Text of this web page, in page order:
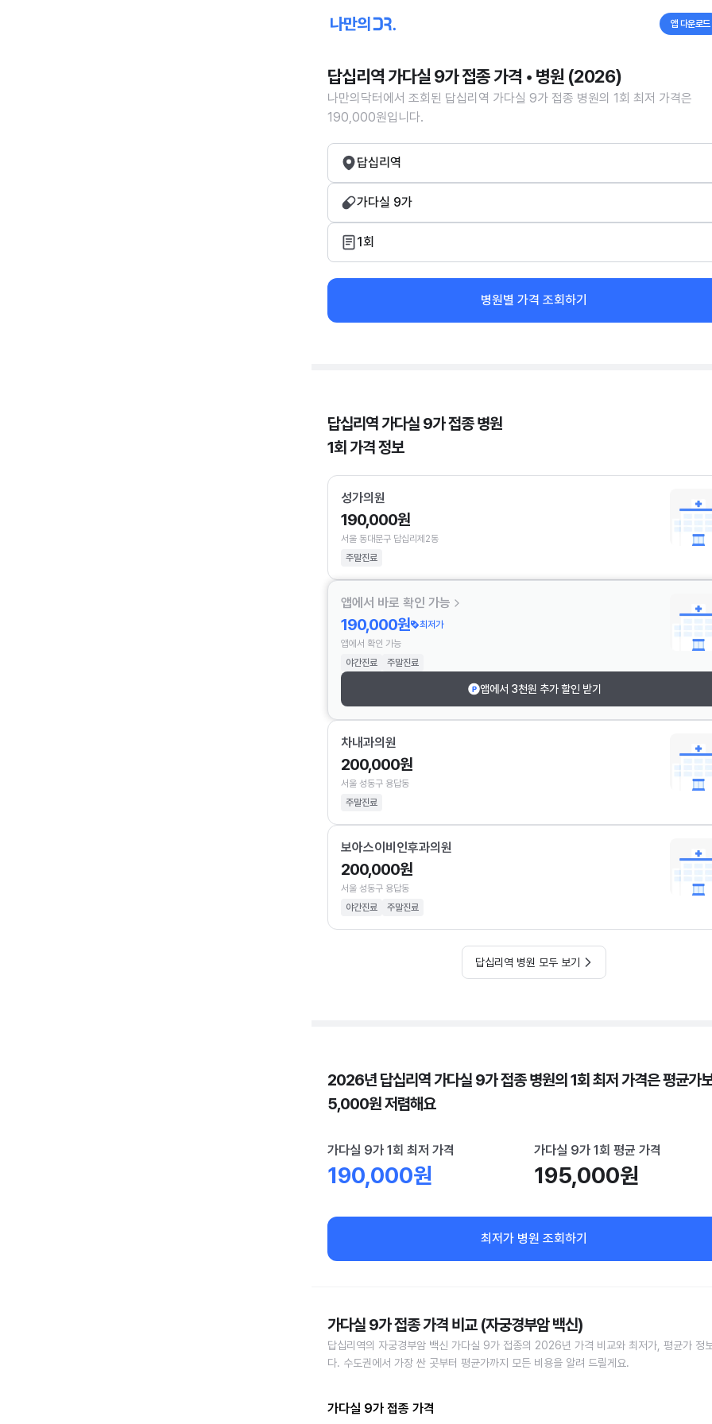
앱 다운로드
답십리역 가다실 9가 접종 가격 • 병원 (2026)
나만의닥터에서 조회된 답십리역 가다실 9가 접종 병원의 1회 최저 가격은
190,000원입니다.
답십리역
가다실 9가
1회
병원별 가격 조회하기
답십리역 가다실 9가 접종 병원
1회 가격 정보
성가의원
190,000원
서울 동대문구 답십리제2동
주말진료
앱에서 바로 확인 가능
190,000원
최저가
앱에서 확인 가능
야간진료
주말진료
앱에서 3천원 추가 할인 받기
차내과의원
200,000원
서울 성동구 용답동
주말진료
보아스이비인후과의원
200,000원
서울 성동구 용답동
야간진료
주말진료
답십리역 병원 모두 보기
2026년 답십리역 가다실 9가 접종 병원의 1회 최저 가격은 평균가
5,000원 저렴해요
가다실 9가 1회 최저 가격
190,000원
가다실 9가 1회 평균 가격
195,000원
최저가 병원 조회하기
가다실 9가 접종 가격 비교 (자궁경부암 백신)
답십리역의 자궁경부암 백신 가다실 9가 접종의 2026년 가격 비교와 최저가, 평균가 정
다. 수도권에서 가장 싼 곳부터 평균가까지 모든 비용을 알려 드릴게요.
가다실 9가 접종 가격